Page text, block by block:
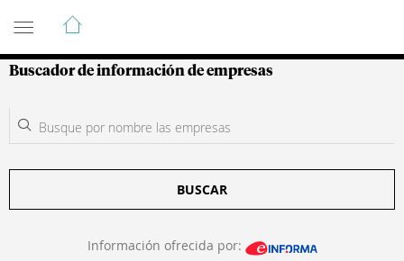
Guía de Empresas Colombianas
Buscador de información de empresas
BUSCAR
Información ofrecida por: